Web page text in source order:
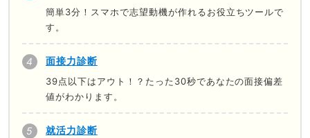
簡単3分！スマホで志望動機が作れるお役立ちツールで
す。
面接力診断
39点以下はアウト！？たった30秒であなたの面接偏差
値がわかります。
就活力診断